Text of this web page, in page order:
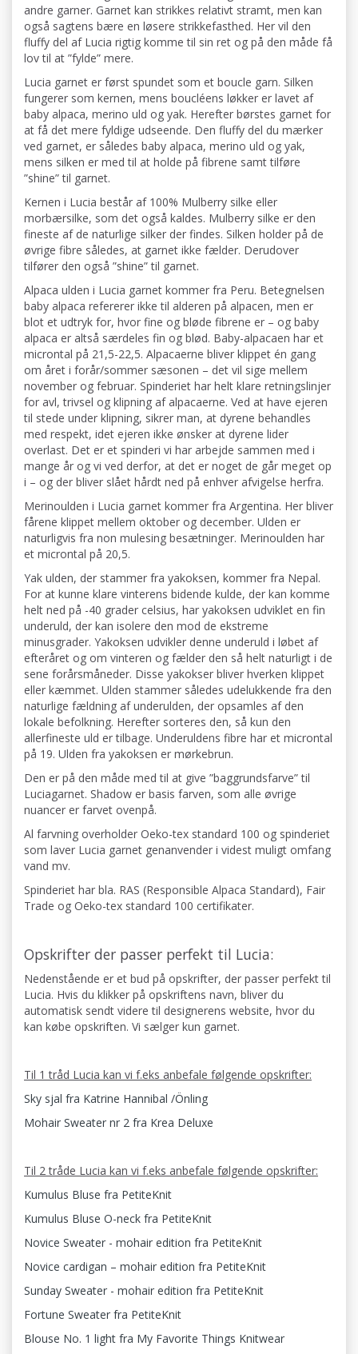
andre garner. Garnet kan strikkes relativt stramt, men kan
også sagtens bære en løsere strikkefasthed. Her vil den
fluffy del af Lucia rigtig komme til sin ret og på den måde få
lov til at ”fylde” mere.
Lucia garnet er først spundet som et boucle garn. Silken
fungerer som kernen, mens boucléens løkker er lavet af
baby alpaca, merino uld og yak. Herefter børstes garnet for
at få det mere fyldige udseende. Den fluffy del du mærker
ved garnet, er således baby alpaca, merino uld og yak,
mens silken er med til at holde på fibrene samt tilføre
”shine” til garnet.
Kernen i Lucia består af 100% Mulberry silke eller
morbærsilke, som det også kaldes. Mulberry silke er den
fineste af de naturlige silker der findes. Silken holder på de
øvrige fibre således, at garnet ikke fælder. Derudover
tilfører den også ”shine” til garnet.
Alpaca ulden i Lucia garnet kommer fra Peru. Betegnelsen
baby alpaca refererer ikke til alderen på alpacen, men er
blot et udtryk for, hvor fine og bløde fibrene er – og baby
alpaca er altså særdeles fin og blød. Baby-alpacaen har et
microntal på 21,5-22,5. Alpacaerne bliver klippet én gang
om året i forår/sommer sæsonen – det vil sige mellem
november og februar. Spinderiet har helt klare retningslinjer
for avl, trivsel og klipning af alpacaerne. Ved at have ejeren
til stede under klipning, sikrer man, at dyrene behandles
med respekt, idet ejeren ikke ønsker at dyrene lider
overlast. Det er et spinderi vi har arbejde sammen med i
mange år og vi ved derfor, at det er noget de går meget op
i – og der bliver slået hårdt ned på enhver afvigelse herfra.
Merinoulden i Lucia garnet kommer fra Argentina. Her bliver
fårene klippet mellem oktober og december. Ulden er
naturligvis fra non mulesing besætninger. Merinoulden har
et microntal på 20,5.
Yak ulden, der stammer fra yakoksen, kommer fra Nepal.
For at kunne klare vinterens bidende kulde, der kan komme
helt ned på -40 grader celsius, har yakoksen udviklet en fin
underuld, der kan isolere den mod de ekstreme
minusgrader. Yakoksen udvikler denne underuld i løbet af
efteråret og om vinteren og fælder den så helt naturligt i de
sene forårsmåneder. Disse yakokser bliver hverken klippet
eller kæmmet. Ulden stammer således udelukkende fra den
naturlige fældning af underulden, der opsamles af den
lokale befolkning. Herefter sorteres den, så kun den
allerfineste uld er tilbage. Underuldens fibre har et microntal
på 19. Ulden fra yakoksen er mørkebrun.
Den er på den måde med til at give ”baggrundsfarve” til
Luciagarnet. Shadow er basis farven, som alle øvrige
nuancer er farvet ovenpå.
Al farvning overholder Oeko-tex standard 100 og spinderiet
som laver Lucia garnet genanvender i videst muligt omfang
vand mv.
Spinderiet har bla. RAS (Responsible Alpaca Standard), Fair
Trade og Oeko-tex standard 100 certifikater.
Opskrifter der passer perfekt til Lucia:
Nedenstående er et bud på opskrifter, der passer perfekt til
Lucia. Hvis du klikker på opskriftens navn, bliver du
automatisk sendt videre til designerens website, hvor du
kan købe opskriften. Vi sælger kun garnet.
Til 1 tråd Lucia kan vi f.eks anbefale følgende opskrifter:
Sky sjal fra Katrine Hannibal /Önling
Mohair Sweater nr 2 fra Krea Deluxe
Til 2 tråde Lucia kan vi f.eks anbefale følgende opskrifter:
Kumulus Bluse fra PetiteKnit
Kumulus Bluse O-neck fra PetiteKnit
Novice Sweater - mohair edition fra PetiteKnit
Novice cardigan – mohair edition fra PetiteKnit
Sunday Sweater - mohair edition fra PetiteKnit
Fortune Sweater fra PetiteKnit
Blouse No. 1 light fra My Favorite Things Knitwear